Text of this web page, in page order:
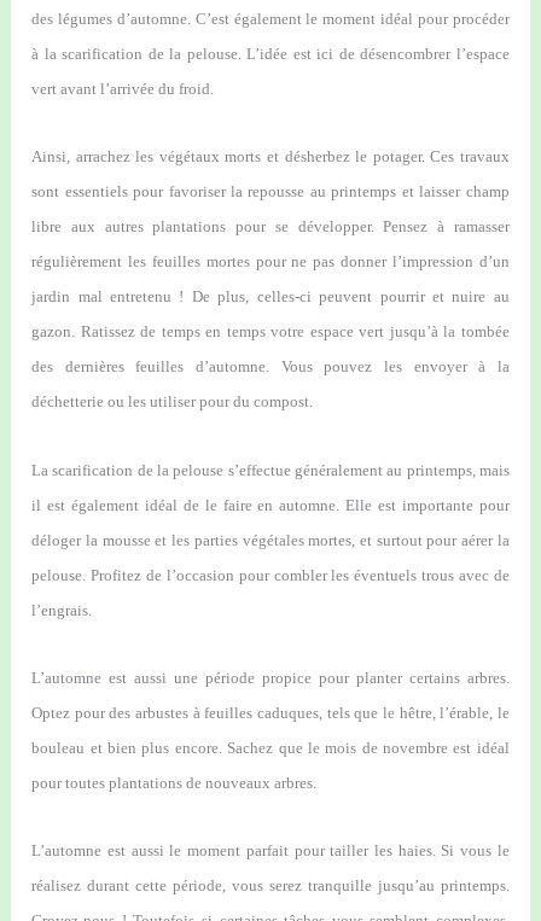
des légumes d’automne. C’est également le moment idéal pour procéder
à la scarification de la pelouse. L’idée est ici de désencombrer l’espace
vert avant l’arrivée du froid.
Ainsi, arrachez les végétaux morts et désherbez le potager. Ces travaux
sont essentiels pour favoriser la repousse au printemps et laisser champ
libre aux autres plantations pour se développer. Pensez à ramasser
régulièrement les feuilles mortes pour ne pas donner l’impression d’un
jardin mal entretenu ! De plus, celles-ci peuvent pourrir et nuire au
gazon. Ratissez de temps en temps votre espace vert jusqu’à la tombée
des dernières feuilles d’automne. Vous pouvez les envoyer à la
déchetterie ou les utiliser pour du compost.
La scarification de la pelouse s’effectue généralement au printemps, mais
il est également idéal de le faire en automne. Elle est importante pour
déloger la mousse et les parties végétales mortes, et surtout pour aérer la
pelouse. Profitez de l’occasion pour combler les éventuels trous avec de
l’engrais.
L’automne est aussi une période propice pour planter certains arbres.
Optez pour des arbustes à feuilles caduques, tels que le hêtre, l’érable, le
bouleau et bien plus encore. Sachez que le mois de novembre est idéal
pour toutes plantations de nouveaux arbres.
L’automne est aussi le moment parfait pour tailler les haies. Si vous le
réalisez durant cette période, vous serez tranquille jusqu’au printemps.